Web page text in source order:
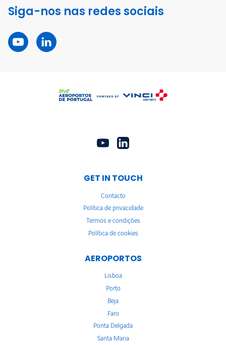
Siga-nos nas redes sociais
GET IN TOUCH
Contacto
Política de privacidade
Termos e condições
Política de cookies
AEROPORTOS
Lisboa
Porto
Beja
Faro
Ponta Delgada
Santa Maria